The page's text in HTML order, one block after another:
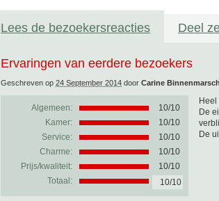
Lees de bezoekersreacties Deel
Ervaringen van eerdere bezoekers
Geschreven op 24 September 2014 door Carine Binnenmarsch
Algemeen: 10/10
Kamer:
10/10
Service:
10/10
Charme:
10/10
Prijs/kwaliteit:
10/10
Totaal:
10/10
De
De